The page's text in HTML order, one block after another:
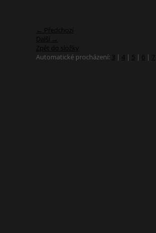
← Předchozí
Další →
Zpět do složky
Automatické procházení: 3 | 4 | 5 | 6 | 7